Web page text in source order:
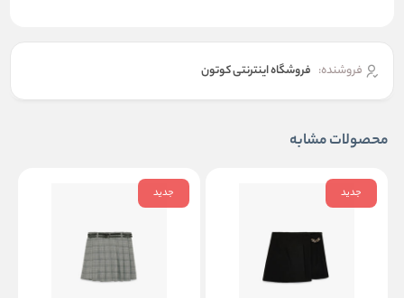
فروشنده: فروشگاه اینترنتی کوتون
محصولات مشابه
جدید جدید